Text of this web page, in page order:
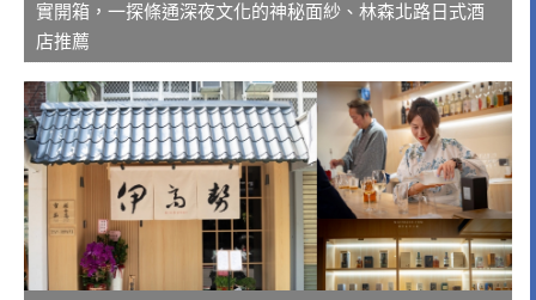
實開箱，一探條通深夜文化的神秘面紗、林森北路日式酒
店推薦